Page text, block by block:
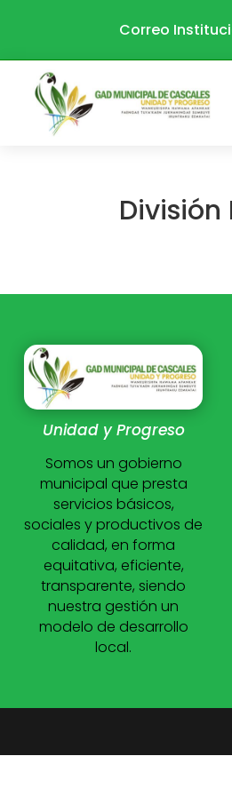
Correo
Unidad y Progreso
Somos un gobierno
municipal que presta
servicios básicos,
sociales y productivos de
calidad, en forma
equitativa, eficiente,
transparente, siendo
nuestra gestión un
modelo de desarrollo
local.